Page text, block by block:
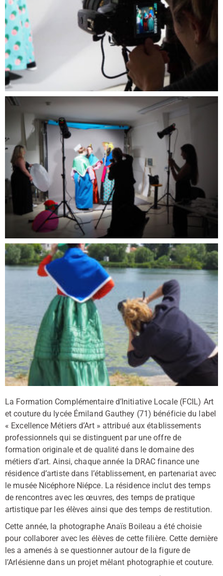
La Formation Complémentaire d’Initiative Locale (FCIL) Art
et couture du lycée Émiland Gauthey (71) bénéficie du label
« Excellence Métiers d’Art » attribué aux établissements
professionnels qui se distinguent par une offre de
formation originale et de qualité dans le domaine des
métiers d’art. Ainsi, chaque année la DRAC finance une
résidence d’artiste dans l’établissement, en partenariat avec
le musée Nicéphore Niépce. La résidence inclut des temps
de rencontres avec les œuvres, des temps de pratique
artistique par les élèves ainsi que des temps de restitution.
Cette année, la photographe Anaïs Boileau a été choisie
pour collaborer avec les élèves de cette filière. Cette dernière
les a amenés à se questionner autour de la figure de
l’Arlésienne dans un projet mêlant photographie et couture.